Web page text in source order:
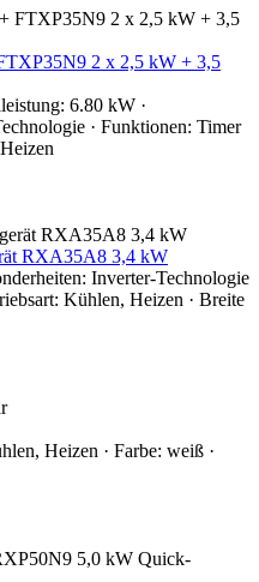
2 x 2,5 kW + 3,5
6.80 kW ·
· Funktionen: Timer
RXA35A8 3,4 kW
Inverter-Technologie
Kühlen, Heizen · Breite
Heizen · Farbe: weiß ·